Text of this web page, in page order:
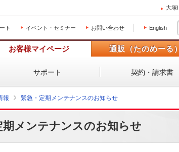
大塚
ト イベント・セミナー お問い合わせ English
お客様マイページ 通販（たのめーる）
サポート 契約・請求書
報 緊急・定期メンテナンスのお知らせ
期メンテナンスのお知らせ